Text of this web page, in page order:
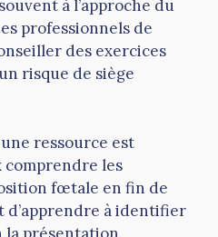
à l’approche du
professionnels de
des exercices
risque de siège
ressource est
comprendre les
fœtale en fin de
d’apprendre à identifier